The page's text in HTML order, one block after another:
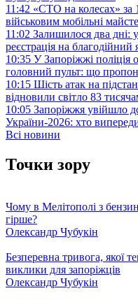
11:42 «СТО на колесах» за
військовим мобільні
11:02 Залишилося два дні:
реєстрація на благодійний
10:35 У Запоріжжі поліція
головний пульт: що
10:15 Шість атак на
відновили світло 83
10:05 Запоріжжя увійшло
України-2026: хто
Всі новини
Точки зору
Чому в Мелітополі з
гірше?
Олександр Чубукін
Безперевна тривога, якої
виклики для запоріжців
Олександр Чубукін